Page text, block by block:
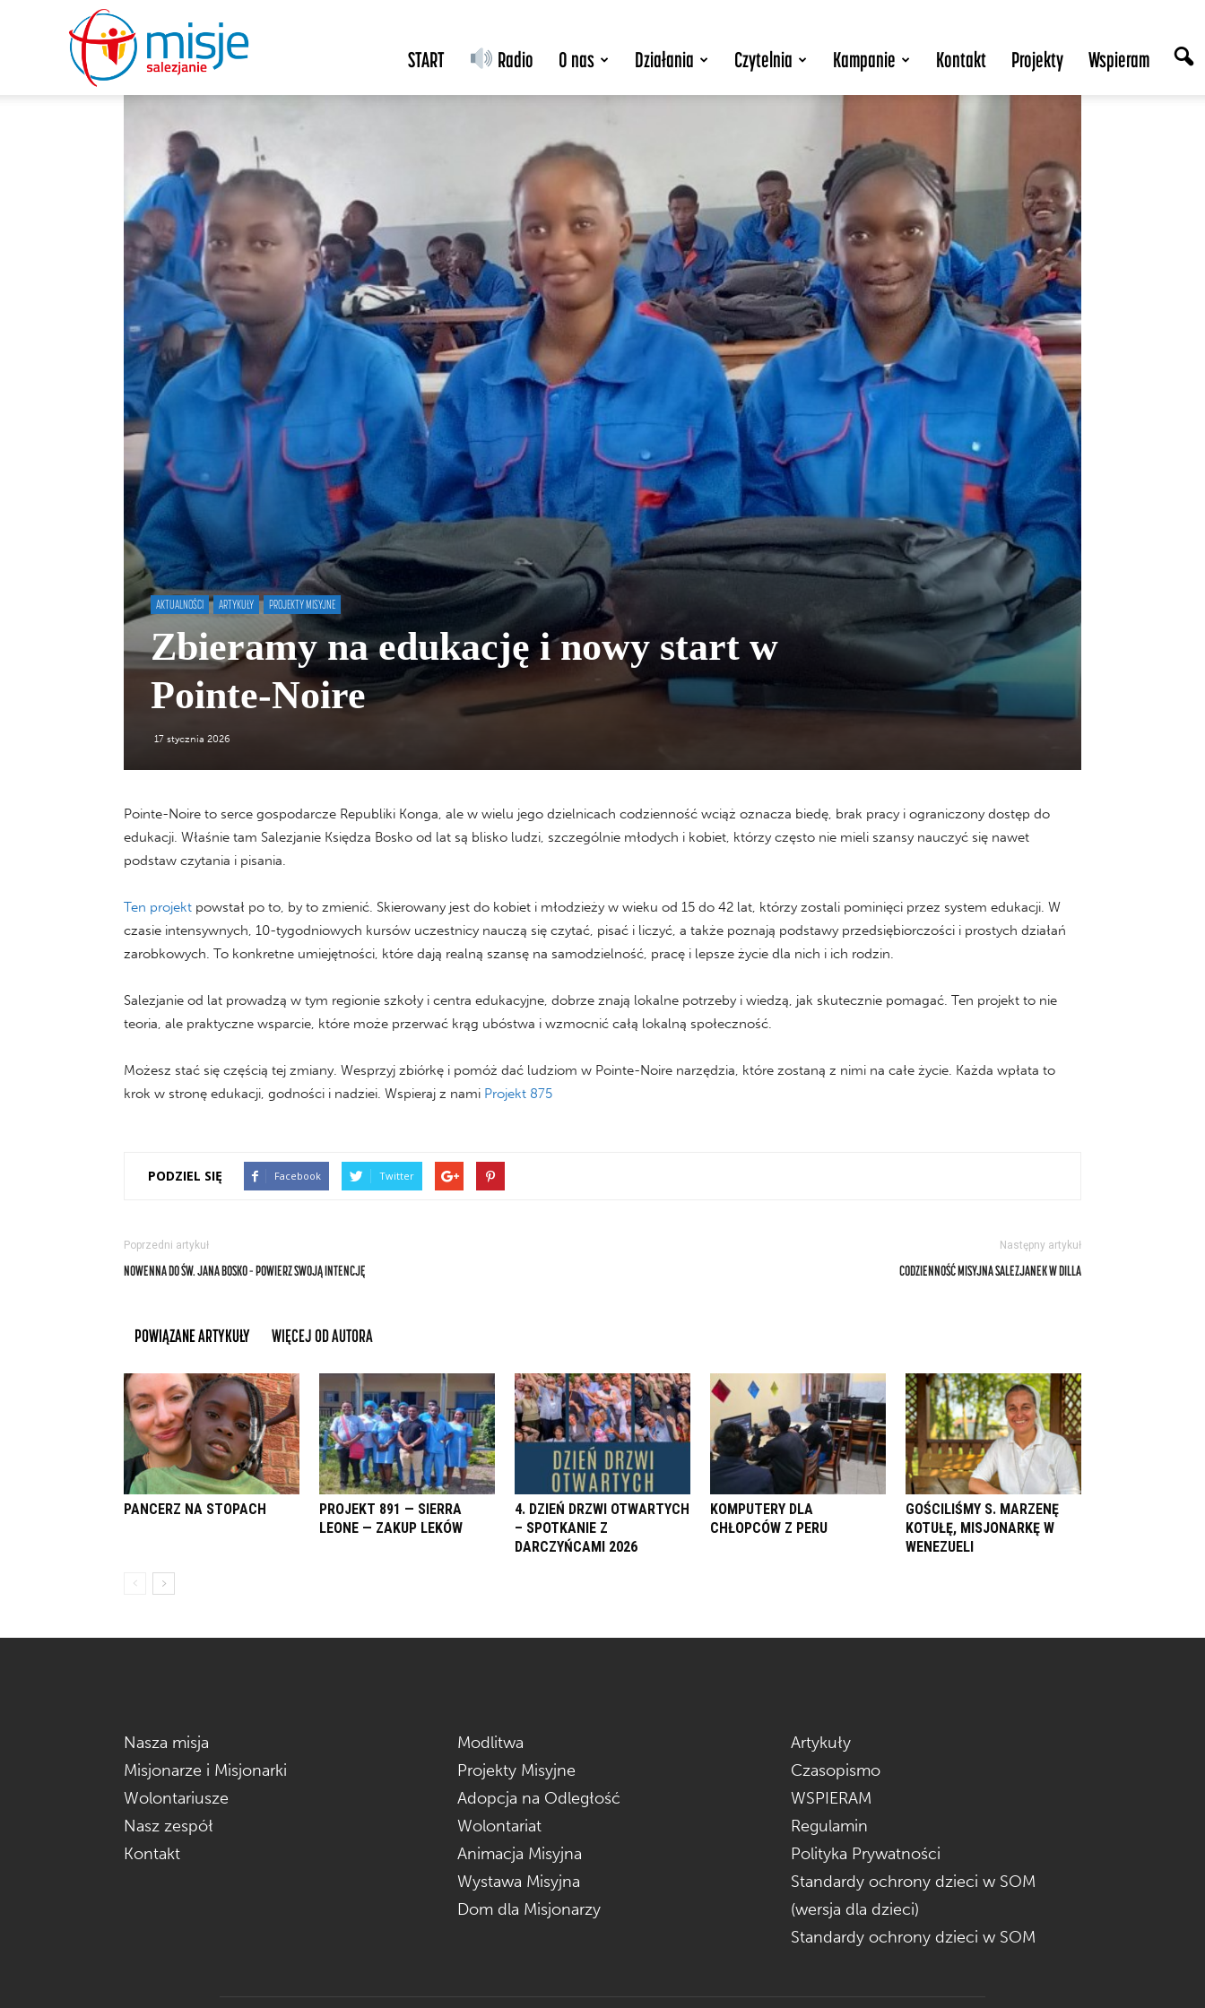
salezjanie
START Radio O nas Działania Czytelnia Kampanie Kontakt Projekty Wspieram
AKTUALNOŚCI ARTYKUŁY PROJEKTY MISYJNE
Zbieramy na edukację i nowy start w
Pointe-Noire
17 stycznia 2026
Pointe-Noire to serce gospodarcze Republiki Konga, ale w wielu jego dzielnicach codzienność wciąż oznacza biedę, brak pracy i ograniczony dostęp do
edukacji. Właśnie tam Salezjanie Księdza Bosko od lat są blisko ludzi, szczególnie młodych i kobiet, którzy często nie mieli szansy nauczyć się nawet
podstaw czytania i pisania.
Ten projekt powstał po to, by to zmienić. Skierowany jest do kobiet i młodzieży w wieku od 15 do 42 lat, którzy zostali pominięci przez system edukacji. W
czasie intensywnych, 10-tygodniowych kursów uczestnicy nauczą się czytać, pisać i liczyć, a także poznają podstawy przedsiębiorczości i prostych działań
zarobkowych. To konkretne umiejętności, które dają realną szansę na samodzielność, pracę i lepsze życie dla nich i ich rodzin.
Salezjanie od lat prowadzą w tym regionie szkoły i centra edukacyjne, dobrze znają lokalne potrzeby i wiedzą, jak skutecznie pomagać. Ten projekt to nie
teoria, ale praktyczne wsparcie, które może przerwać krąg ubóstwa i wzmocnić całą lokalną społeczność.
Możesz stać się częścią tej zmiany. Wesprzyj zbiórkę i pomóż dać ludziom w Pointe-Noire narzędzia, które zostaną z nimi na całe życie. Każda wpłata to
krok w stronę edukacji, godności i nadziei. Wspieraj z nami Projekt 875
PODZIEL SIĘ Facebook Twitter
Poprzedni artykuł
NOWENNA DO ŚW. JANA BOSKO – POWIERZ SWOJĄ INTENCJĘ
Następny artykuł
CODZIENNOŚĆ MISYJNA SALEZJANEK W DILLA
POWIĄZANE ARTYKUŁY WIĘCEJ OD AUTORA
PANCERZ NA STOPACH
PROJEKT 891 — SIERRA
LEONE — ZAKUP LEKÓW
4. DZIEŃ DRZWI OTWARTYCH
– SPOTKANIE Z
DARCZYŃCAMI 2026
KOMPUTERY DLA
CHŁOPCÓW Z PERU
GOŚCILIŚMY S. MARZENĘ
KOTUŁĘ, MISJONARKĘ W
WENEZUELI
Nasza misja
Misjonarze i Misjonarki
Wolontariusze
Nasz zespół
Kontakt
Modlitwa
Projekty Misyjne
Adopcja na Odległość
Wolontariat
Animacja Misyjna
Wystawa Misyjna
Dom dla Misjonarzy
Artykuły
Czasopismo
WSPIERAM
Regulamin
Polityka Prywatności
Standardy ochrony dzieci w SOM
(wersja dla dzieci)
Standardy ochrony dzieci w SOM